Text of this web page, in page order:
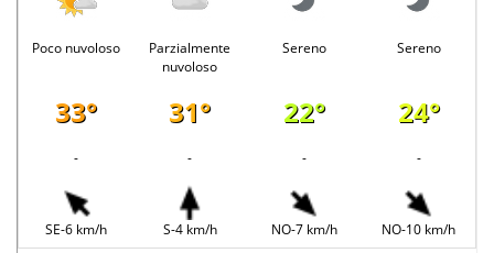
Poco nuvoloso
Parzialmente
nuvoloso
Sereno Sereno
33° 31° 22° 24°
- - - -
SE-6 km/h S-4 km/h NO-7 km/h NO-10 km/h